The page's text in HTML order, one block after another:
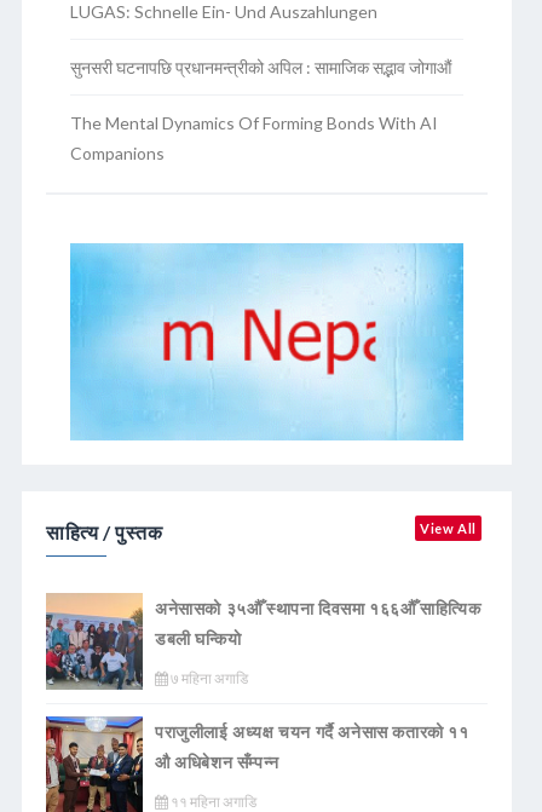
LUGAS: Schnelle Ein- Und Auszahlungen
सुनसरी घटनापछि प्रधानमन्त्रीको अपिल : सामाजिक सद्भाव जोगाऔं
The Mental Dynamics Of Forming Bonds With AI
Companions
साहित्य / पुस्तक View All
अनेसासको ३५औँ स्थापना दिवसमा १६६औँ साहित्यिक
डबली घन्कियाे
७ महिना अगाडि
पराजुलीलाई अध्यक्ष चयन गर्दै अनेसास कतारको ११
औ अधिबेशन सँम्पन्न
११ महिना अगाडि